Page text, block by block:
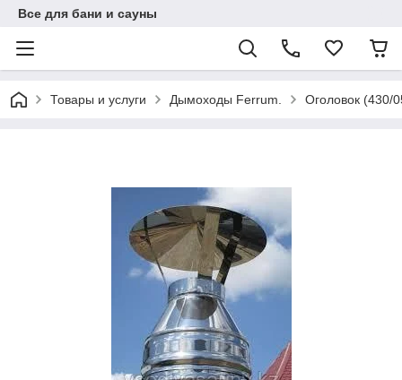
Все для бани и сауны
Товары и услуги Дымоходы Ferrum. Оголовок (430/